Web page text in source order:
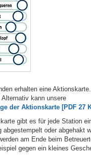
erhalten eine
kann unsere
der Aktionskarte [PDF 27
gibt es für jede Station
abgestempelt oder abgehakt
am Ende beim
gegen ein kleines